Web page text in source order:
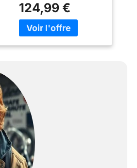
Supérieure
124,99 €